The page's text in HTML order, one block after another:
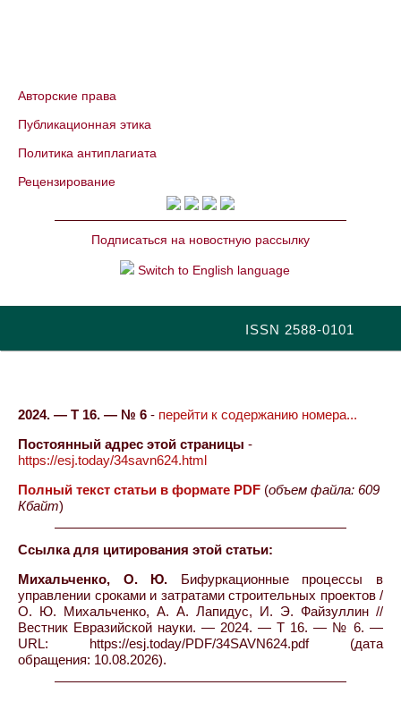
Авторские права
Публикационная этика
Политика антиплагиата
Рецензирование
Подписаться на новостную рассылку
Switch to English language
ISSN 2588-0101
2024. — Т 16. — № 6 - перейти к содержанию номера...
Постоянный адрес этой страницы -
https://esj.today/34savn624.html
Полный текст статьи в формате PDF (объем файла: 609
Кбайт)
Ссылка для цитирования этой статьи:
Михальченко, О. Ю. Бифуркационные процессы в
управлении сроками и затратами строительных проектов /
О. Ю. Михальченко, А. А. Лапидус, И. Э. Файзуллин //
Вестник Евразийской науки. — 2024. — Т 16. — № 6. —
URL: https://esj.today/PDF/34SAVN624.pdf (дата
обращения: 10.08.2026).